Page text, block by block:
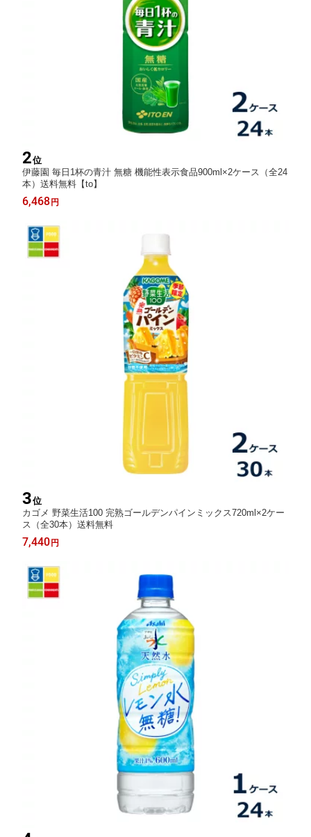
2位
伊藤園 毎日1杯の青汁 無糖 機能性表示食品900ml×2ケース（全24
本）送料無料【to】
6,468 円
3位
カゴメ 野菜生活100 完熟ゴールデンパインミックス720ml×2ケー
ス（全30本）送料無料
7,440 円